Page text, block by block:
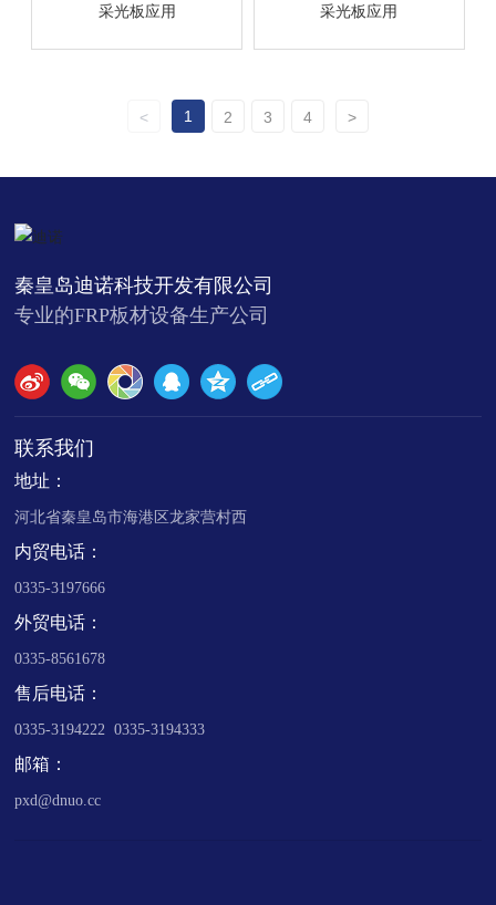
采光板应用 采光板应用
< 1 2 3 4 >
秦皇岛迪诺科技开发有限公司
专业的FRP板材设备生产公司
联系我们
地址：
河北省秦皇岛市海港区龙家营村西
内贸电话：
0335-3197666
外贸电话：
0335-8561678
售后电话：
0335-3194222 0335-3194333
邮箱：
pxd@dnuo.cc